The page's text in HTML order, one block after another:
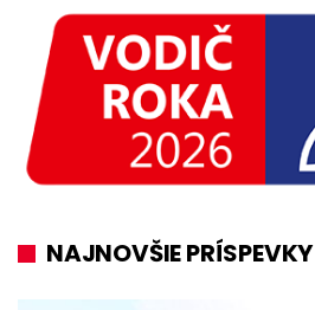
NAJNOVŠIE PRÍSPEVKY